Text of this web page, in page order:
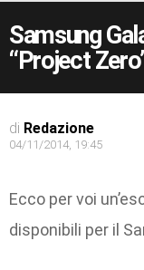
Samsung
“Project
di Redazione
04/11/2014, 19:45
Ecco per voi
disponibili per il